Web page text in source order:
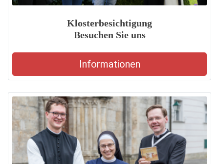
Klosterbesichtigung
Besuchen Sie uns
Informationen